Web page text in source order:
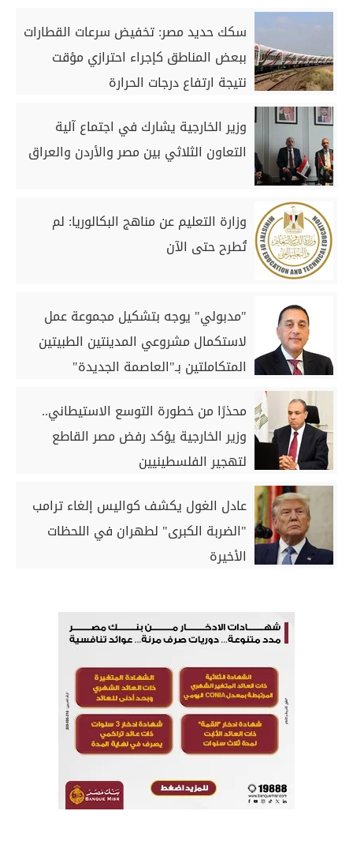
سكك حديد مصر: تخفيض سرعات القطارات
ببعض المناطق كإجراء احترازي مؤقت
نتيجة ارتفاع درجات الحرارة
وزير الخارجية يشارك في اجتماع آلية
التعاون الثلاثي بين مصر والأردن والعراق
وزارة التعليم عن مناهج البكالوريا: لم
تُطرح حتى الآن
"مدبولي" يوجه بتشكيل مجموعة عمل
لاستكمال مشروعي المدينتين الطبيتين
المتكاملتين بـ"العاصمة الجديدة"
محذرًا من خطورة التوسع الاستيطاني..
وزير الخارجية يؤكد رفض مصر القاطع
لتهجير الفلسطينيين
عادل الغول يكشف كواليس إلغاء ترامب
"الضربة الكبرى" لطهران في اللحظات
الأخيرة